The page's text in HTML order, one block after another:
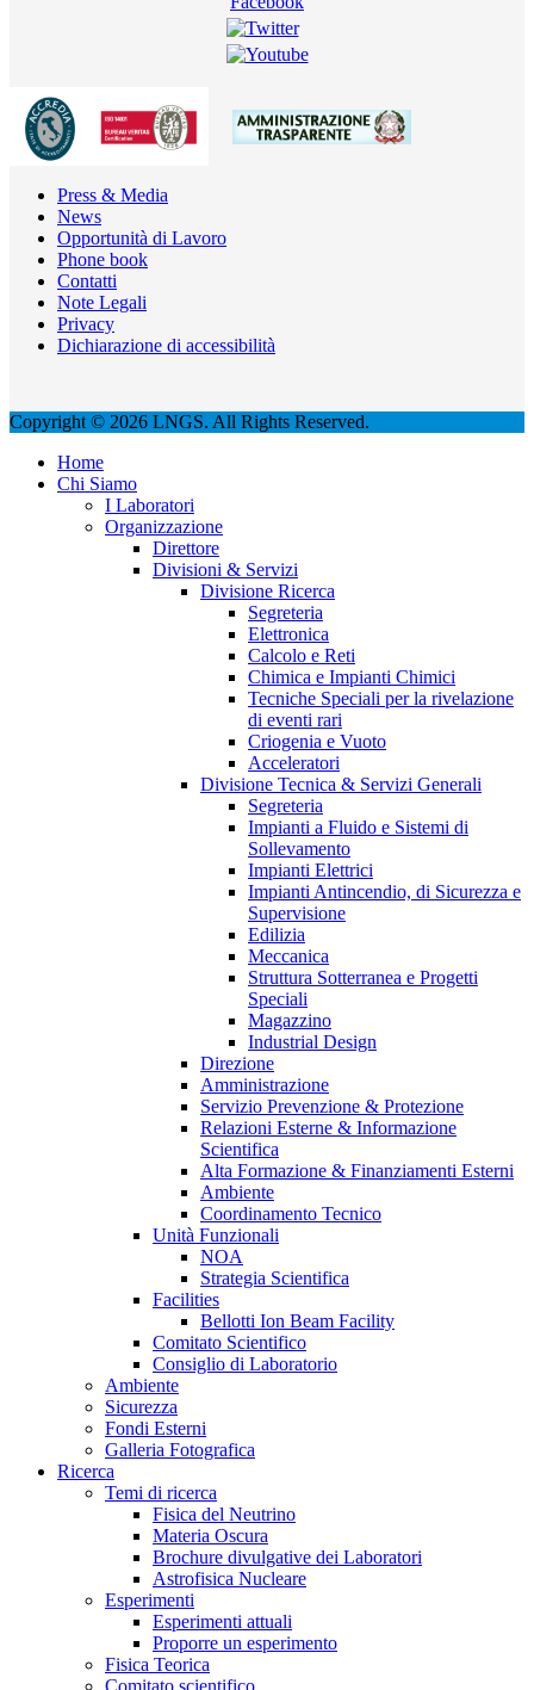
Press & Media
News
Opportunità di Lavoro
Phone book
Contatti
Note Legali
Privacy
Dichiarazione di accessibilità
Copyright © 2026 LNGS. All Rights Reserved.
Home
Chi Siamo
I Laboratori
Organizzazione
Direttore
Divisioni & Servizi
Divisione Ricerca
Segreteria
Elettronica
Calcolo e Reti
Chimica e Impianti Chimici
Tecniche Speciali per la rivelazione
di eventi rari
Criogenia e Vuoto
Acceleratori
Divisione Tecnica & Servizi Generali
Segreteria
Impianti a Fluido e Sistemi di
Sollevamento
Impianti Elettrici
Impianti Antincendio, di Sicurezza e
Supervisione
Edilizia
Meccanica
Struttura Sotterranea e Progetti
Speciali
Magazzino
Industrial Design
Direzione
Amministrazione
Servizio Prevenzione & Protezione
Relazioni Esterne & Informazione
Scientifica
Alta Formazione & Finanziamenti Esterni
Ambiente
Coordinamento Tecnico
Unità Funzionali
NOA
Strategia Scientifica
Facilities
Bellotti Ion Beam Facility
Comitato Scientifico
Consiglio di Laboratorio
Ambiente
Sicurezza
Fondi Esterni
Galleria Fotografica
Ricerca
Temi di ricerca
Fisica del Neutrino
Materia Oscura
Brochure divulgative dei Laboratori
Astrofisica Nucleare
Esperimenti
Esperimenti attuali
Proporre un esperimento
Fisica Teorica